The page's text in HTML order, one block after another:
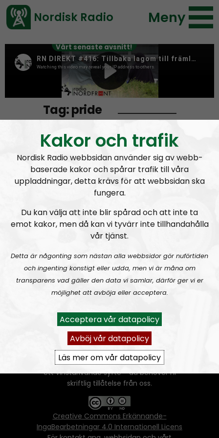
Vårt senaste avsnitt!
Nordisk Radio Meny
Tag:pride
The Sweden democratic party is simply a
PRIDE train nowadays…
Ansvarig utgivare:Vera Oredsson
Vårdatapolicy
Du får kopiera och sprida vårt material
oförändrat, men uppge oss som källa.
Om ni vill sprida ett urklipp ni själva skapat
går även det bra, så länge det inte görs med
ett vinstdrivande syfte - då behöver ni
skriftlig tillåtelse från oss.
Creative Commons Erkännande-
IngaBearbetningar 4.0 Internationell Licens
Kakor och trafik
Nordisk Radio webbsidan använder sig av webb-
baserade kakor och spårar trafik till våra
uppladdningar, detta krävs för att webbsidan ska
fungera.
Du kan välja att inte blir spårad och att inte ta
emot kakor, men då kan vi tyvärr inte tillhandahålla
vår tjänst.
Detta är någonting som nästan alla webbsidor gör nuförtiden
och ingenting konstigt eller udda, men vi är måna om
transparens vad gäller den data vi samlar, därför ger vi er
möjlighet att avböja eller acceptera.
Acceptera vår datapolicy
Avböj vår datapolicy
Läs mer om vår datapolicy